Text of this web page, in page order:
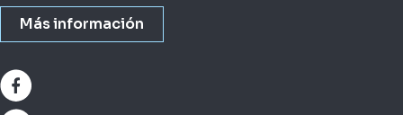
Más información